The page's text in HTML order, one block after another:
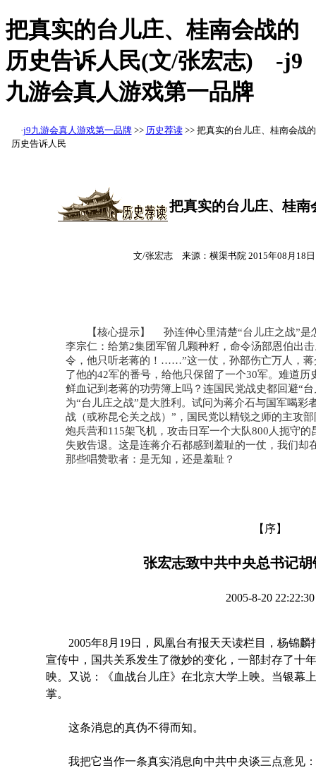
把真实的台儿庄、桂南会战的
历史告诉人民(文/张宏志) -j9
九游会真人游戏第一品牌
·j9九游会真人游戏第一品牌>> 历史荐读>> 把真实的台儿庄、桂南会战的
历史告诉人民
把真实的台儿庄、桂南
文/张宏志 来源：横渠书院 2015年08月18
【核心提示】 孙连仲心里清楚“台儿庄之战”是
李宗仁：给第2集团军留几颗种籽，命令汤部恩伯出
令，他只听老蒋的！……”这一仗，孙部伤亡万人，
了他的42军的番号，给他只保留了一个30军。难道
鲜血记到老蒋的功劳簿上吗？连国民党战史都回避“
为“台儿庄之战”是大胜利。试问为蒋介石与国军喝彩
战（或称昆仑关之战）”，国民党以精锐之师的主攻
炮兵营和115架飞机，攻击日军一个大队800人扼守
失败告退。这是连蒋介石都感到羞耻的一仗，我们却
那些唱赞歌者：是无知，还是羞耻？
【序】
张宏志致中共中央总书记
2005-8-20 22:22:30
2005年8月19日，凤凰台有报天天读栏目，杨锦麟
宣传中，国共关系发生了微妙的变化，一部封存了十
映。又说：《血战台儿庄》在北京大学上映。当银幕
掌。
这条消息的真伪不得而知。
我把它当作一条真实消息向中共中央谈三点意见：